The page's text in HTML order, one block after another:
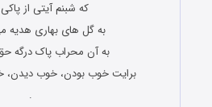
که شبنم آیتی از
به گل های بهاری هدیه
به آن محراب پاک درگه
برایت خوب بودن، خوب دیدن،
.